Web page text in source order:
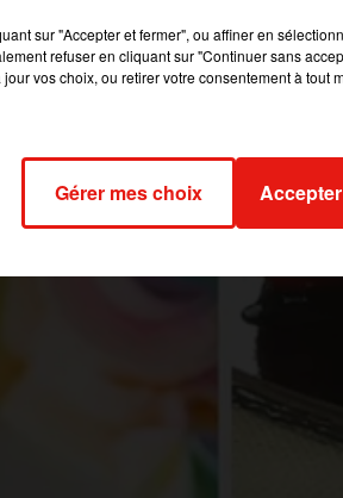
sur "Accepter et fermer", ou affiner en
refuser en cliquant sur "Continuer sans
vos choix, ou retirer votre consentement à tout
Gérer mes choix